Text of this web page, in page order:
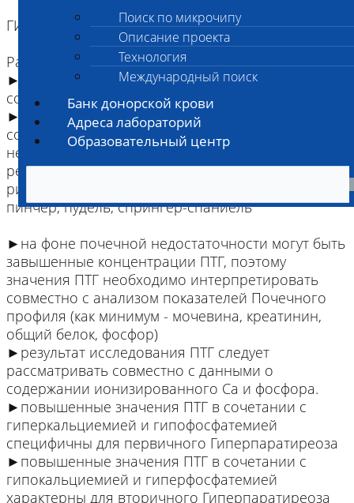
Поиск по микрочипу
Описание проекта
Технология
Международный поиск
Банк донорской крови
Адреса лабораторий
Образовательный центр
ГИПЕРпаратиреоз
Распространенность:
► первичный Гиперпаратиреоз распространен у
собак > 7 лет и редко встречается у кошек.
► первичный Гиперпаратиреоз распространен у
собак следующих пород: лабрадор-ретривер,
немецкая овчарка, кеесхунды, ши-тцу, голден-
ретриверы, кокер-спаниели, родезийский
риджбек, австралийская овчарка, доберман-
пинчер, пудель, спрингер-спаниель
►на фоне почечной недостаточности могут быть
завышенные концентрации ПТГ, поэтому
значения ПТГ необходимо интерпретировать
совместно с анализом показателей Почечного
профиля (как минимум - мочевина, креатинин,
общий белок, фосфор)
►результат исследования ПТГ следует
рассматривать совместно с данными о
содержании ионизированного Са и фосфора.
►повышенные значения ПТГ в сочетании с
гиперкальциемией и гипофосфатемией
специфичны для первичного Гиперпаратиреоза
►повышенные значения ПТГ в сочетании с
гипокальциемией и гиперфосфатемией
характерны для вторичного Гиперпаратиреоза